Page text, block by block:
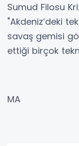
Sumud Filosu
"Akdeniz’deki
savaş gemisi
ettiği birçok
MA